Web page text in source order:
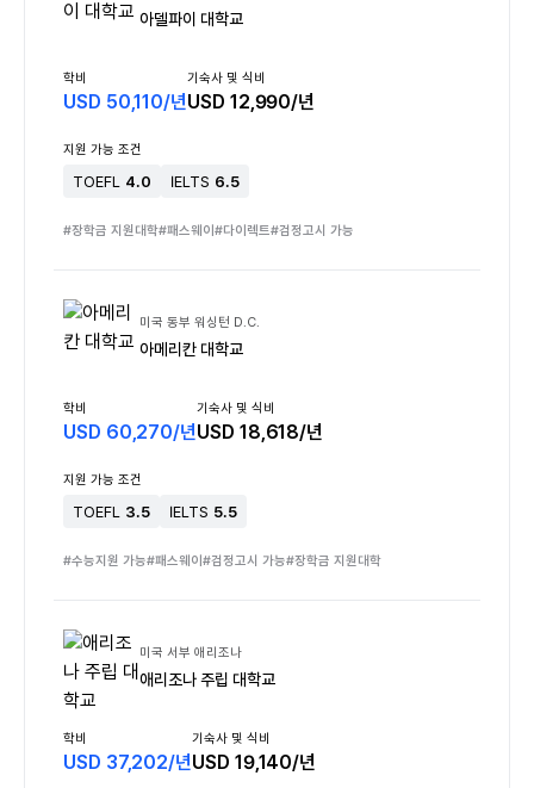
아델파이 대학교
학비
USD 50,110/년
기숙사 및 식비
USD 12,990/년
지원 가능 조건
TOEFL 4.0 IELTS 6.5
#장학금 지원대학#패스웨이#다이렉트#검정고시 가능
미국 동부 워싱턴 D.C.
아메리칸 대학교
학비
USD 60,270/년
기숙사 및 식비
USD 18,618/년
지원 가능 조건
TOEFL 3.5 IELTS 5.5
#수능지원 가능#패스웨이#검정고시 가능#장학금 지원대학
미국 서부 애리조나
애리조나 주립 대학교
학비
USD 37,202/년
기숙사 및 식비
USD 19,140/년